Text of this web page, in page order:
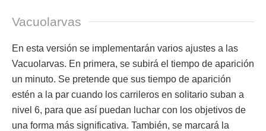
Vacuolarvas
En esta versión se implementarán varios ajustes a las
Vacuolarvas. En primera, se subirá el tiempo de aparición
un minuto. Se pretende que sus tiempo de aparición
estén a la par cuando los carrileros en solitario suban a
nivel 6, para que así puedan luchar con los objetivos de
una forma más significativa. También, se marcará la